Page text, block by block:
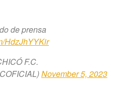
de prensa
HdzJhYYKir
F.C.
November 5, 2023